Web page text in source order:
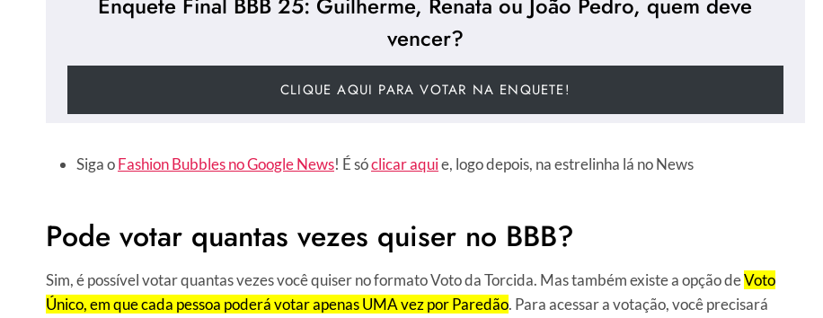
vencer?
CLIQUE AQUI PARA VOTAR NA ENQUETE!
Siga oFashion Bubbles no Google News! É sóclicar aquie, logo depois, na estrelinha lá no News
Pode votar quantas vezes quiser no BBB?
Sim, é possível votar quantas vezes você quiser no formato Voto da Torcida. Mas também existe a opção deVoto
Único, em que cada pessoa poderá votar apenas UMA vez por Paredão. Para acessar a votação, você precisará